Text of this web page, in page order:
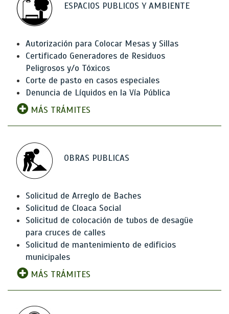
ESPACIOS PUBLICOS Y AMBIENTE
Autorización para Colocar Mesas y Sillas
Certificado Generadores de Residuos
Peligrosos y/o Tóxicos
Corte de pasto en casos especiales
Denuncia de Líquidos en la Vía Pública
MÁS TRÁMITES
OBRAS PUBLICAS
Solicitud de Arreglo de Baches
Solicitud de Cloaca Social
Solicitud de colocación de tubos de desagüe
para cruces de calles
Solicitud de mantenimiento de edificios
municipales
MÁS TRÁMITES